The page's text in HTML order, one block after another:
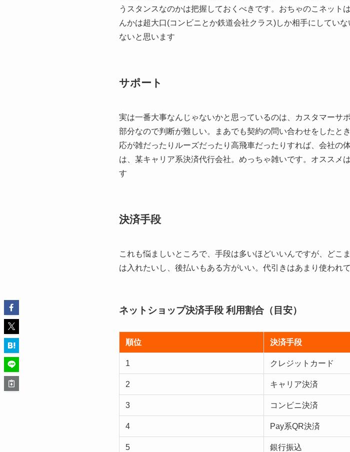
うスタンスなのかは把握しておくべきです。おちゃのこネット
んかは超大口(コンビニとか鉄道会社クラス)しか相手にしてい
ないと思います
サポート
実は一番大事なんじゃないかと思っているのは、カスタマーサ
部分なので判断が難しい。まあでも契約の問い合わせをしたと
応が雑だったりルーズだったり高飛車だったりすれば、会社の
は、某キャリア系決済代行会社。めっちゃ雑いです。オススメ
す
決済手段
これも悩ましいところで、手段は多いほどいいんですが、どこ
は入れたいし、後払いもある方がいい。代引きはあまり使われ
ネットショップ決済手段 利用割合（目安）
順位 決済手段
1 クレジットカード
2 キャリア決済
3 コンビニ決済
4 Pay系QR決済
5 銀行振込